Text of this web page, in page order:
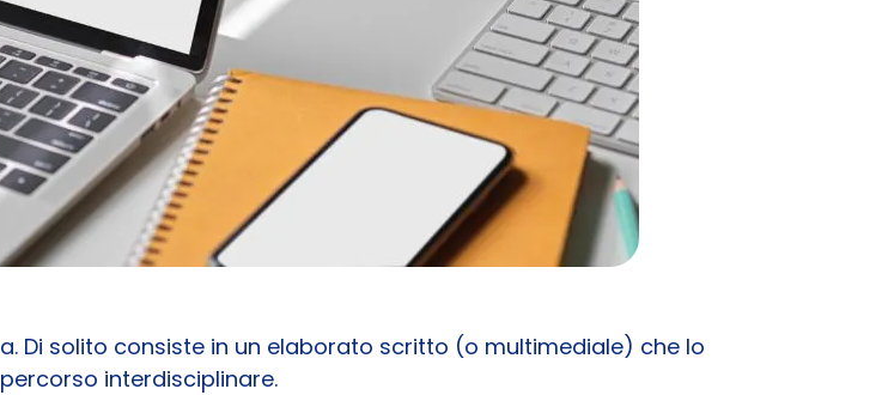
Di solito consiste in un elaborato scritto (o multimediale) che lo
interdisciplinare.